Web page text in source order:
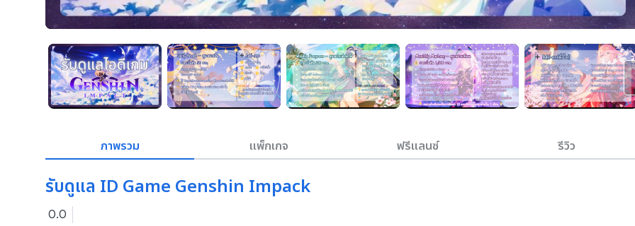
ภาพรวม แพ็กเกจ ฟรีแลนซ์ รีวิว
รับดูแล ID Game Genshin Impack
0.0